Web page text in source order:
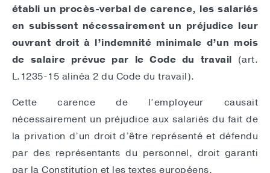
établi un procès-verbal de carence, les salariés
en subissent nécessairement un préjudice leur
ouvrant droit à l’indemnité minimale d’un mois
de salaire prévue par le Code du travail (art.
L.1235-15 alinéa 2 du Code du travail).
Cette carence de l’employeur causait
nécessairement un préjudice aux salariés du fait de
la privation d’un droit d’être représenté et défendu
par des représentants du personnel, droit garanti
par la Constitution et les textes européens.